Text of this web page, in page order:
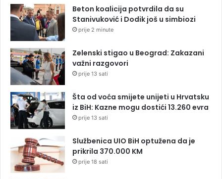
Beton koalicija potvrdila da su
Stanivuković i Dodik još u simbiozi
prije 2 minute
Zelenski stigao u Beograd: Zakazani
važni razgovori
prije 13 sati
Šta od voća smijete unijeti u Hrvatsku
iz BiH: Kazne mogu dostići 13.260 evra
prije 13 sati
Službenica UIO BiH optužena da je
prikrila 370.000 KM
prije 18 sati